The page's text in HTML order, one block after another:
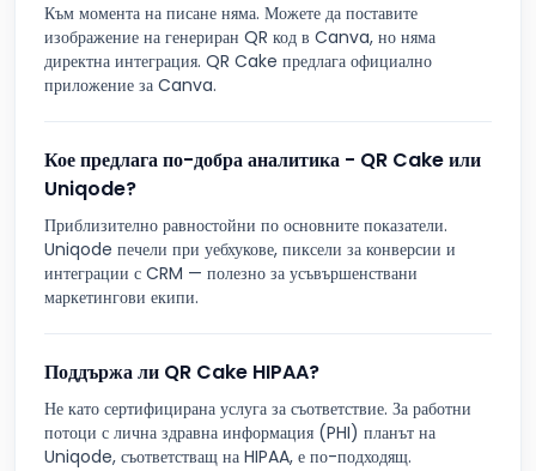
Към момента на писане няма. Можете да поставите
изображение на генериран QR код в Canva, но няма
директна интеграция. QR Cake предлага официално
приложение за Canva.
Кое предлага по-добра аналитика - QR Cake или
Uniqode?
Приблизително равностойни по основните показатели.
Uniqode печели при уебхукове, пиксели за конверсии и
интеграции с CRM — полезно за усъвършенствани
маркетингови екипи.
Поддържа ли QR Cake HIPAA?
Не като сертифицирана услуга за съответствие. За работни
потоци с лична здравна информация (PHI) планът на
Uniqode, съответстващ на HIPAA, е по-подходящ.